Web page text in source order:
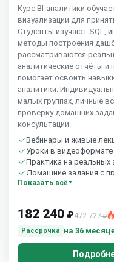
Курс BI‑аналитики
визуализации для
Студенты изучают SQL,
методы построения
рассматриваются
аналитические отчёты и
помогает освоить
аналитики.
малых группах, личные
проверку домашних
консультации.
Вебинары и живые
Уроки в видеоформате
Практика на реальных
Домашние задания с
Сообщество студентов
Показать всё
182 240 ₽472 727₽
Рассрочка
на 36